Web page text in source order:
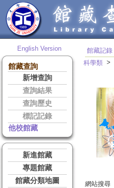
English Version
館藏查詢
新增查詢
查詢結果
查詢歷史
標記記錄
他校館藏
新進館藏
專題館藏
館藏分類地圖
館藏記錄
科學類 >
網站搜尋